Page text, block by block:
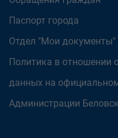
Паспорт города
Отдел "Мои документы"
Политика в отношении
данных на
Администрации